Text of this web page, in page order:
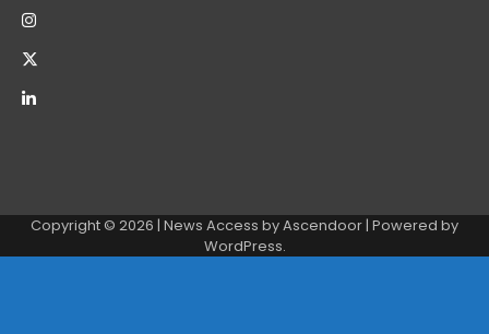
Copyright © 2026 | News Access byAscendoor | Powered by
WordPress.